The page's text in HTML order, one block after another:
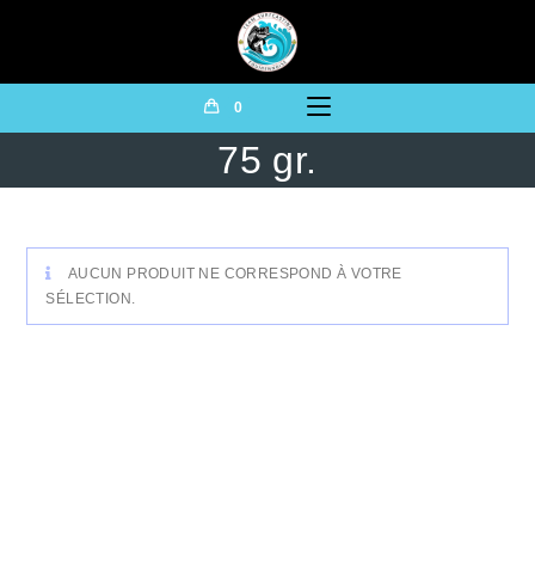
0
75 gr.
AUCUN PRODUIT NE CORRESPOND À VOTRE
SÉLECTION.